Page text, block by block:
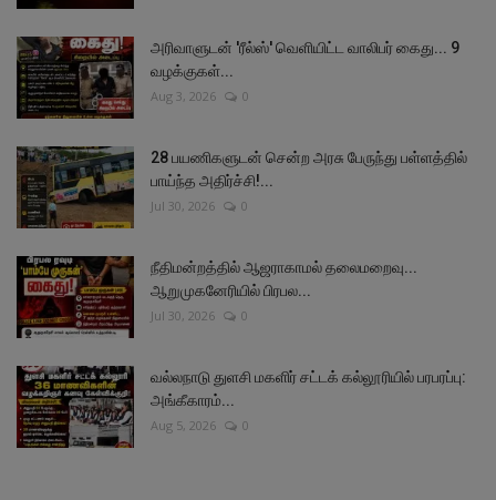
அரிவாளுடன் 'ரீல்ஸ்' வெளியிட்ட வாலிபர் கைது... 9
வழக்குகள்...
Aug 3, 2026 0
28 பயணிகளுடன் சென்ற அரசு பேருந்து பள்ளத்தில்
பாய்ந்த அதிர்ச்சி!...
Jul 30, 2026 0
நீதிமன்றத்தில் ஆஜராகாமல் தலைமறைவு...
ஆறுமுகனேரியில் பிரபல...
Jul 30, 2026 0
வல்லநாடு துளசி மகளிர் சட்டக் கல்லூரியில் பரபரப்பு:
அங்கீகாரம்...
Aug 5, 2026 0